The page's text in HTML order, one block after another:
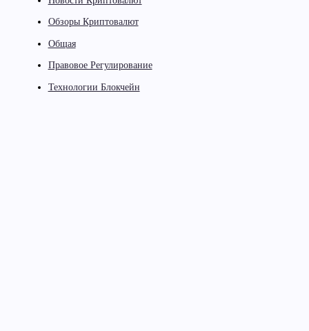
Обзоры Криптовалют
Общая
Правовое Регулирование
Технологии Блокчейн